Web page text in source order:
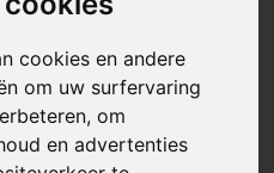
cookies en andere
om uw surfervaring
om
en advertenties